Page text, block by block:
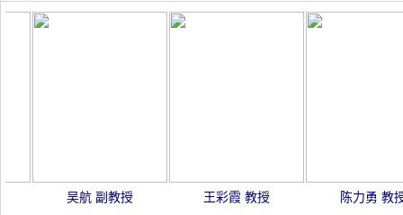
吴航 副教授 王彩霞 教授 陈力勇 教授